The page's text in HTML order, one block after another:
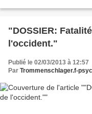
"DOSSIER:
l'occident."
Publié le 02/03/2013 à 12:57
Par Trommenschlager.f-